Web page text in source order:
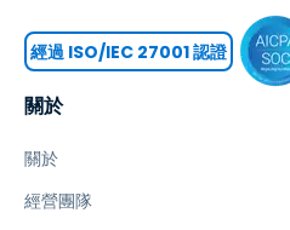
關於
關於
經營團隊
經過 ISO/IEC 27001 認證